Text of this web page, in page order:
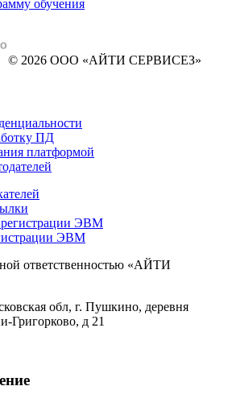
обучения
© 2026 ООО «АЙТИ СЕРВИСЕЗ»
ПД
платформой
регистрации ЭВМ
ЭВМ
ответственностью «АЙТИ
обл, г. Пушкино, деревня
Григорково, д 21